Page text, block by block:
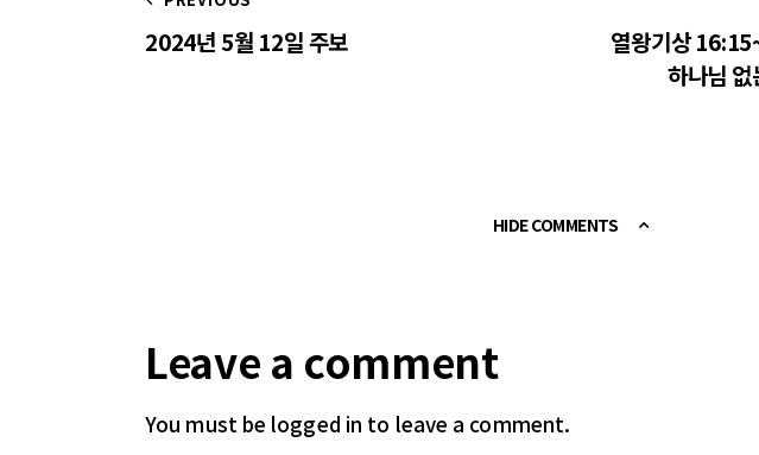
2024년 5월 12일 주보
열왕기상
하나님
HIDE COMMENTS
Leave a comment
You must be logged in to leave a comment.